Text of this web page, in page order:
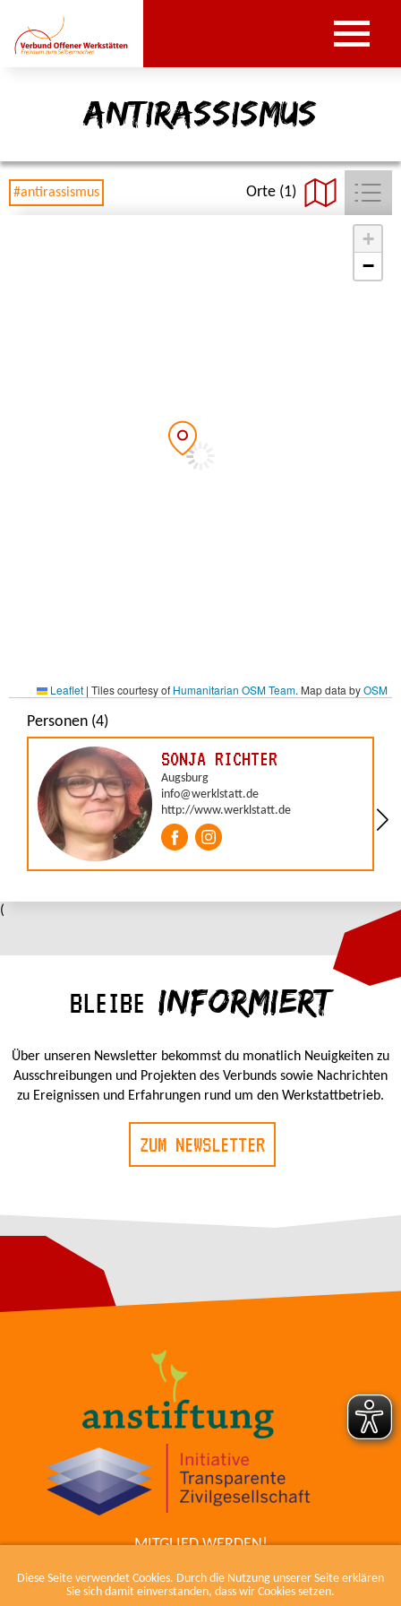
Diese Seite verwendet Cookies. Durch die Nutzung unserer Seite erklären
Sie sich damit einverstanden, dass wir Cookies setzen.
antirassismus
(
BLEIBE INFORMIERT
Über unseren Newsletter bekommst du monatlich Neuigkeiten zu
Ausschreibungen und Projekten des Verbunds sowie Nachrichten
zu Ereignissen und Erfahrungen rund um den Werkstattbetrieb.
ZUM NEWSLETTER
MITGLIED WERDEN!
KONTAKT